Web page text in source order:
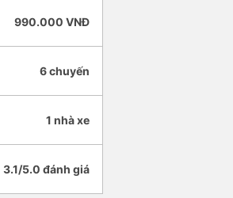
990.000 VNĐ
6 chuyến
1 nhà xe
3.1/5.0 đánh giá